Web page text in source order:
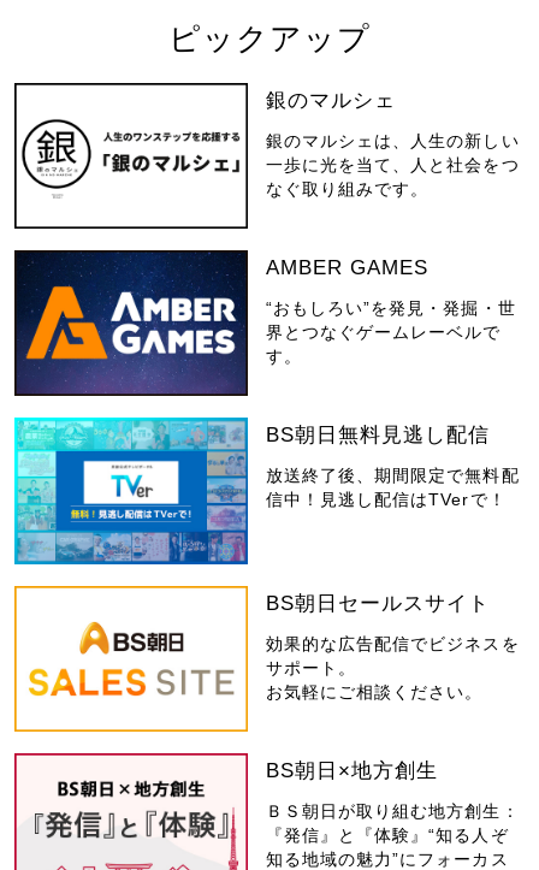
ピックアップ
銀のマルシェ
銀のマルシェは、人生の新しい
一歩に光を当て、人と社会をつ
なぐ取り組みです。
AMBER GAMES
“おもしろい”を発見・発掘・世
界とつなぐゲームレーベルで
す。
BS朝日無料見逃し配信
放送終了後、期間限定で無料配
信中！見逃し配信はTVerで！
BS朝日セールスサイト
効果的な広告配信でビジネスを
サポート。
お気軽にご相談ください。
BS朝日×地方創生
ＢＳ朝日が取り組む地方創生：
『発信』と『体験』“知る人ぞ
知る地域の魅力”にフォーカス